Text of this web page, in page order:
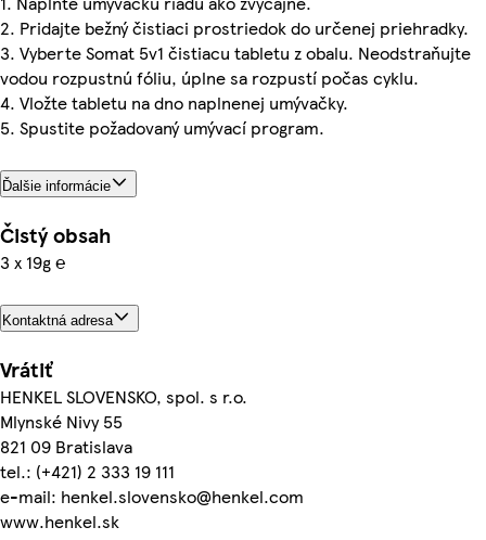
2. Pridajte bežný čistiaci prostriedok do určenej priehradky.
3. Vyberte Somat 5v1 čistiacu tabletu z obalu. Neodstraňujte
vodou rozpustnú fóliu, úplne sa rozpustí počas cyklu.
4. Vložte tabletu na dno naplnenej umývačky.
5. Spustite požadovaný umývací program.
Ďalšie informácie
Čistý obsah
3 x 19g ℮
Kontaktná adresa
Vrátiť
HENKEL SLOVENSKO, spol. s r.o.
Mlynské Nivy 55
821 09 Bratislava
tel.: (+421) 2 333 19 111
e-mail: henkel.slovensko@henkel.com
www.henkel.sk